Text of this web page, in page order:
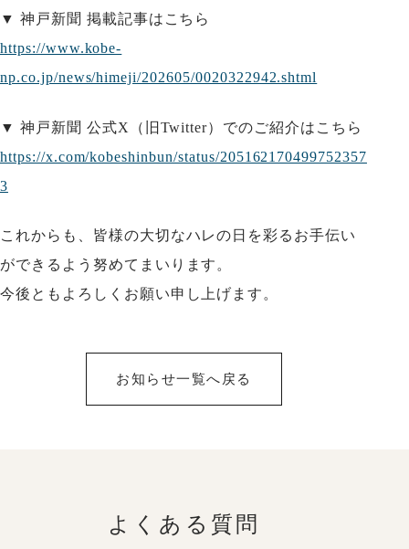
▼ 神戸新聞 掲載記事はこちら
https://www.kobe-
np.co.jp/news/himeji/202605/0020322942.shtml
▼ 神戸新聞 公式X（旧Twitter）でのご紹介はこちら
https://x.com/kobeshinbun/status/205162170499752357
3
これからも、皆様の大切なハレの日を彩るお手伝い
ができるよう努めてまいります。
今後ともよろしくお願い申し上げます。
お知らせ一覧へ戻る
よくある質問